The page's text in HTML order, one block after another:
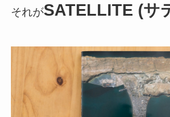
それがSATELLITE (サ